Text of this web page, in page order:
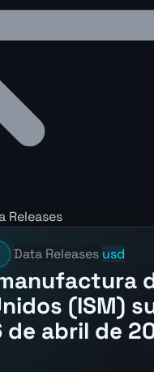
Releases
Data Releases usd
(ISM)
de abril de